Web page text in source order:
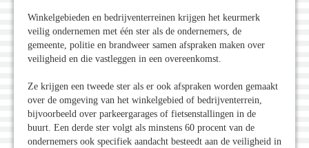
Winkelgebieden en bedrijventerreinen krijgen het keurmerk
veilig ondernemen met één ster als de ondernemers, de
gemeente, politie en brandweer samen afspraken maken over
veiligheid en die vastleggen in een overeenkomst.
Ze krijgen een tweede ster als er ook afspraken worden gemaakt
over de omgeving van het winkelgebied of bedrijventerrein,
bijvoorbeeld over parkeergarages of fietsenstallingen in de
buurt. Een derde ster volgt als minstens 60 procent van de
ondernemers ook specifiek aandacht besteedt aan de veiligheid in